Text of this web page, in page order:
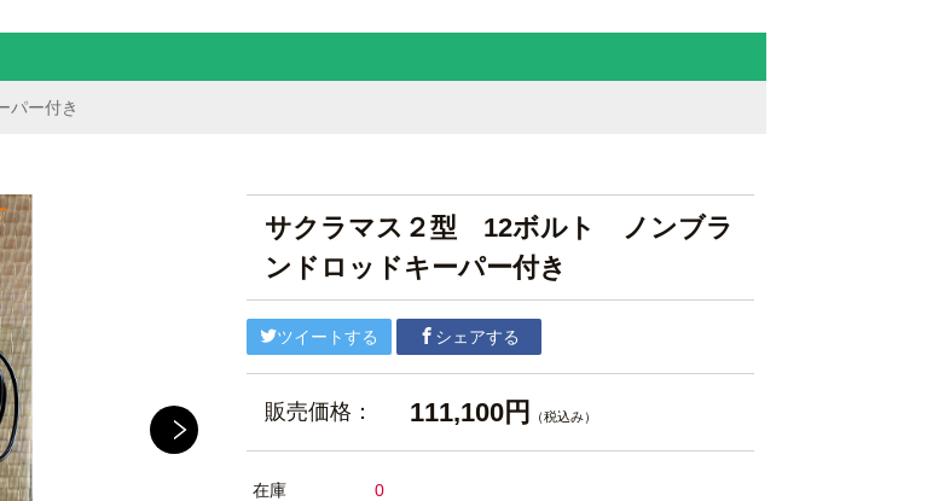
ー付き
サクラマス２型 12ボルト ノンブラ
ンドロッドキーパー付き
ツイートする シェアする
販売価格： 111,100円 （税込み）
在庫 0